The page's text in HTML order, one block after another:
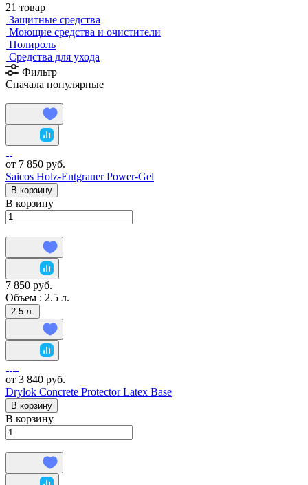
21 товар
Защитные средства
Моющие средства и очистители
Полироль
Средства для ухода
Фильтр
Сначала популярные
от 7 850 руб.
Saicos Holz-Entgrauer Power-Gel
В корзину
В корзину
7 850 руб.
Объем : 2.5 л.
2.5 л.
от 3 840 руб.
Drylok Concrete Protector Latex Base
В корзину
В корзину